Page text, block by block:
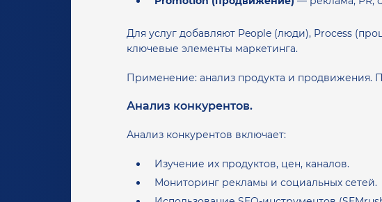
Для услуг добавляют People (люди), Process
ключевые элементы маркетинга.
Применение: анализ продукта и продвижения.
Анализ конкурентов.
Анализ конкурентов включает:
Изучение их продуктов, цен, каналов.
Мониторинг рекламы и социальных сетей.